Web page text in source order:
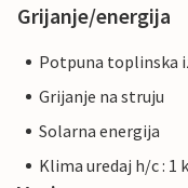
Grijanje/energija
Potpuna toplinska
Grijanje na struju
Solarna energija
Klima uredaj h/c : 1